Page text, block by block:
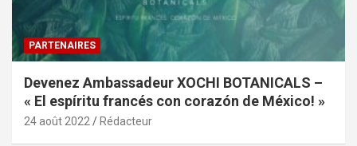
PARTENAIRES
Devenez Ambassadeur XOCHI BOTANICALS –
« El espíritu francés con corazón de México! »
24 août 2022 Rédacteur